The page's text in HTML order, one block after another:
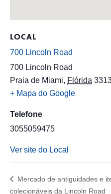
LOCAL
700 Lincoln Road
700 Lincoln Road
Praia de Miami, Flórida
+ Mapa do Google
Telefone
3055059475
Ver site do Local
Mercado de antiguidades e
colecionáveis da Lincoln Road